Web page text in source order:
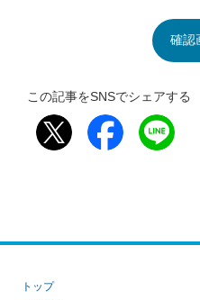
この記事をSNSでシェアする
トップ